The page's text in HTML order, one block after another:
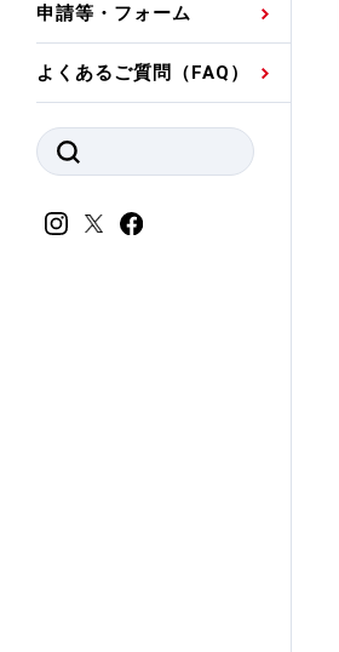
申請等・フォーム
よくあるご質問（FAQ）